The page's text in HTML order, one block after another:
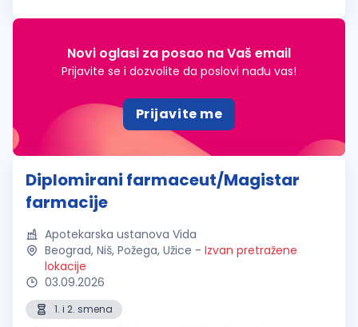
osobom za poziciju...
Novi oglasi za posao na Vaš email
Prijavite se i dozvolite da poslovi nađu vas!
Prijavite me
Diplomirani farmaceut/Magistar
farmacije
Apotekarska ustanova Vida
Beograd, Niš, Požega, Užice - Izvan pretražene
lokacije
03.09.2026
1. i 2. smena